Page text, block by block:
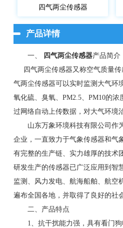
四气两尘传感器
产品详情
一、 四气两尘传感器产品简介
四气两尘传感器又称空气质量传
气两尘传感器可以实时监测大气环
氧化硫、臭氧、PM2.5、PM10的
过网络自动上传数据，对大气环境
山东万象环境科技有限公司作
企业，一直致力于气象传感器和气
有完整的生产链、实力雄厚的技术
研发生产的传感器已广泛应用到智
监测、风力发电、航海船舶、航空
遍布全国各地，并取得了良好的社
二、产品特点
1、抗干扰能力强，具有看门狗